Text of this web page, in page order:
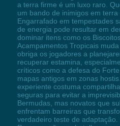
a terra firme é um luxo raro.
um bando de inimigos em
Engarrafado em tempestades
de energia pode resultar em
dominar itens como os
Acampamentos Tropicais
obriga os jogadores a
recuperar estamina,
críticos como a defesa do
mapas antigos em zonas
experiente costuma
seguras para evitar a
Bermudas, mas novatos que
enfrentam barreiras que
verdadeiro teste de